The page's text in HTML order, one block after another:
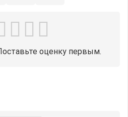
оценку первым.